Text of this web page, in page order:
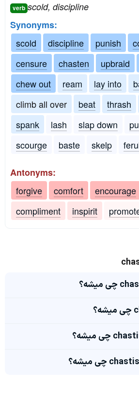
verb scold, discipline
Synonyms:
scold
discipline punish
censure
chasten upbraid
chew out
ream lay into
climb all over
beat thrash
spank
lash slap down
scourge
baste skelp
Antonyms:
forgive
comfort encourage
compliment
inspirit